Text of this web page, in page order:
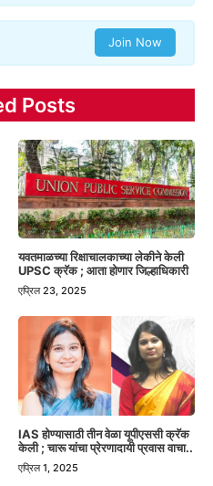
Join Now
Posts
यवतमाळच्या रिक्षाचालकाच्या लेकीने केली
UPSC क्रॅक ; आता होणार जिल्हाधिकारी
एप्रिल 23, 2025
IAS होण्यासाठी तीन वेळा यूपीएससी क्रॅक
केली ; चारू यांचा प्रेरणादायी प्रवास वाचा..
एप्रिल 1, 2025